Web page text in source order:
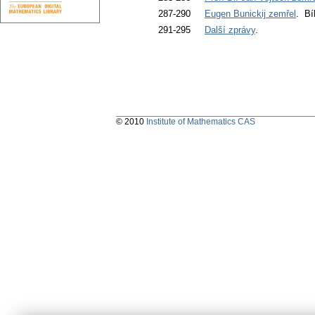
287-290
Eugen Bunickij zemřel .
291-295
Další zprávy.
© 2010 Institute of Mathematics CAS